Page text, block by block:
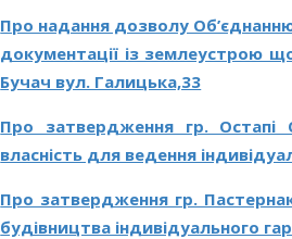
Про надання дозволу
документації із землеустрою
Бучач вул. Галицька,33
Про затвердження гр. Остапі
власність для ведення
Про затвердження гр.
будівництва індивідуального